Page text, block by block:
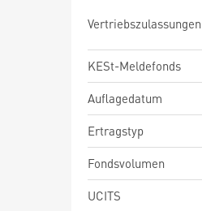
Vertriebszulassungen
KESt-Meldefonds
Auflagedatum
Ertragstyp
Fondsvolumen
UCITS